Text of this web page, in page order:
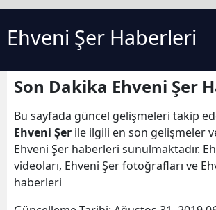
Ehveni Şer Haberleri
Son Dakika Ehveni Şer
Bu sayfada güncel gelişmeleri takip
Ehveni Şer ile ilgili en son gelişmeler
Ehveni Şer haberleri sunulmaktadır.
videoları, Ehveni Şer fotoğrafları ve
haberleri